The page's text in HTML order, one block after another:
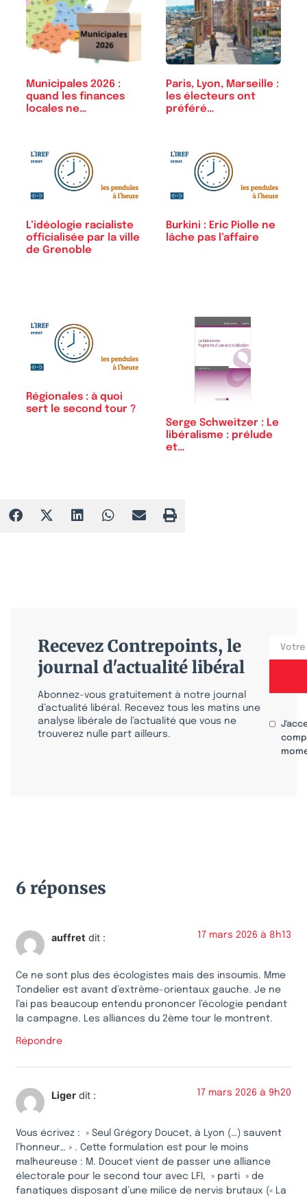
Municipales 2026 :
quand les finances
locales ne…
Paris, Lyon, Marseille :
les électeurs ont
préféré…
L’idéologie racialiste
officialisée par la ville
de Grenoble
Burkini : Eric Piolle ne
lâche pas l’affaire
Régionales : à quoi
sert le second tour ?
Serge Schweitzer : Le
libéralisme : prélude
et…
Recevez Contrepoints, le
journal d'actualité libéral
Abonnez-vous gratuitement à notre journal
d’actualité libéral. Recevez tous les matins une
analyse libérale de l’actualité que vous ne
trouverez nulle part ailleurs.
6 réponses
auffret dit : 17 mars 2026 à 8h13
Ce ne sont plus des écologistes mais des insoumis. Mme
Tondelier est avant d’extrême-orientaux gauche. Je ne
l’ai pas beaucoup entendu prononcer l’écologie pendant
la campagne. Les alliances du 2ème tour le montrent.
Répondre
Liger dit : 17 mars 2026 à 9h20
Vous écrivez : » Seul Grégory Doucet, à Lyon (…) sauvent
l’honneur… » . Cette formulation est pour le moins
malheureuse : M. Doucet vient de passer une alliance
électorale pour le second tour avec LFI, » parti » de
fanatiques disposant d’une milice de nervis brutaux (« La